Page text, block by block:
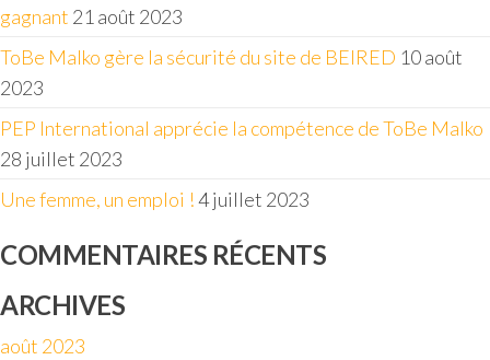
gagnant 21 août 2023
ToBe Malko gère la sécurité du site de BEIRED 10 août
2023
PEP International apprécie la compétence de ToBe Malko
28 juillet 2023
Une femme, un emploi !4 juillet 2023
COMMENTAIRES RÉCENTS
ARCHIVES
août 2023